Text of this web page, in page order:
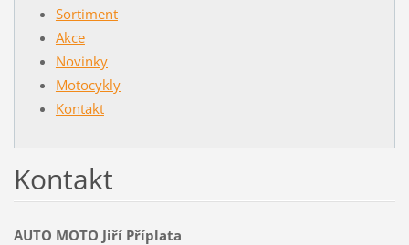
Sortiment
Akce
Novinky
Motocykly
Kontakt
Kontakt
AUTO MOTO Jiří Příplata